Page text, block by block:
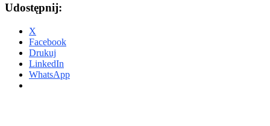
Udostępnij:
X
Facebook
Drukuj
LinkedIn
WhatsApp